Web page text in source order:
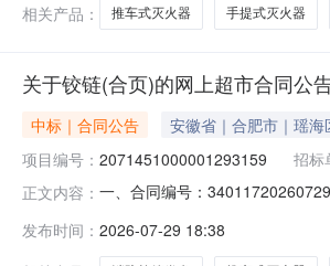
相关产品：
推车式灭火器 手提式灭火器
关于铰链(合页)的网上超市合同公
中标｜合同公告 安徽省｜合肥市｜瑶海
项目编号： 2071451000001293159 招标
正文内容： 一、合同编号：
设备有限公司地址：安徽省合肥
发布时间： 2026-07-29 18:38